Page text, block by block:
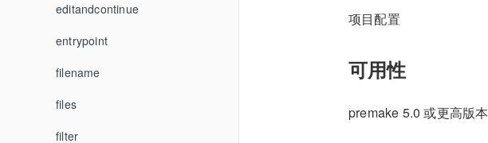
editandcontinue
entrypoint
filename
files
filter
项目配置
可用性
premake 5.0 或更高版本